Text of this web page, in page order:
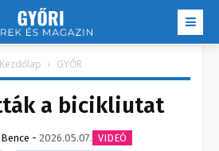
Kezdőlap GYŐR
a bicikliutat
- 2026.05.07. VIDEÓ